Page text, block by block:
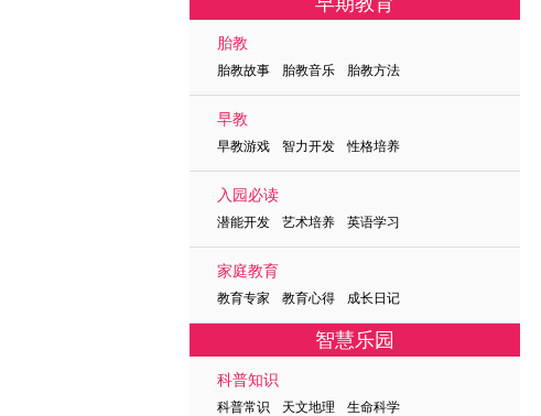
胎教
胎教故事 胎教音乐 胎教方法
早教
早教游戏 智力开发 性格培养
入园必读
潜能开发 艺术培养 英语学习
家庭教育
教育专家 教育心得 成长日记
智慧乐园
科普知识
科普常识 天文地理 生命科学